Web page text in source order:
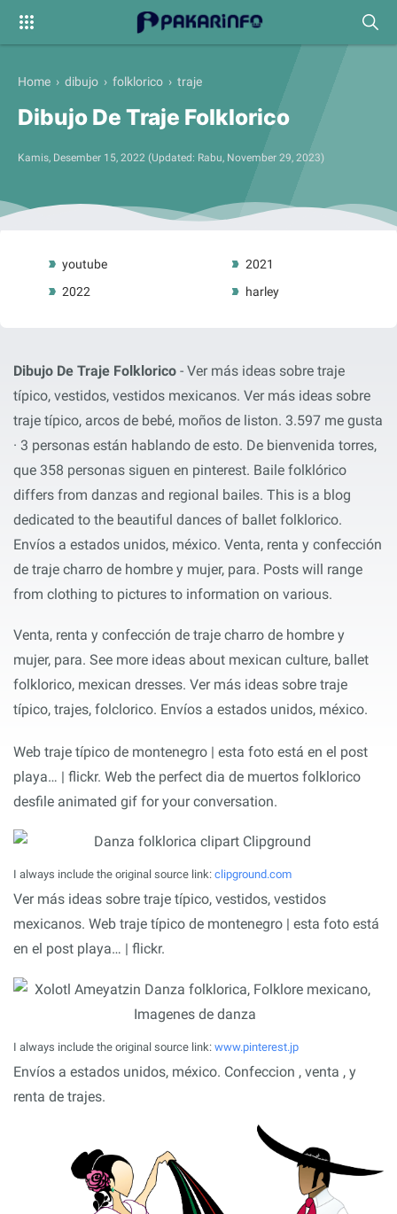
Label
youtube
2021
2022
harley
Home › dibujo › folklorico › traje
Dibujo De Traje Folklorico
Kamis, Desember 15, 2022 (Updated: Rabu, November 29, 2023)
Dibujo De Traje Folklorico - Ver más ideas sobre traje
típico, vestidos, vestidos mexicanos. Ver más ideas sobre
traje típico, arcos de bebé, moños de liston. 3.597 me gusta
· 3 personas están hablando de esto. De bienvenida torres,
que 358 personas siguen en pinterest. Baile folklórico
differs from danzas and regional bailes. This is a blog
dedicated to the beautiful dances of ballet folklorico.
Envíos a estados unidos, méxico. Venta, renta y confección
de traje charro de hombre y mujer, para. Posts will range
from clothing to pictures to information on various.
Venta, renta y confección de traje charro de hombre y
mujer, para. See more ideas about mexican culture, ballet
folklorico, mexican dresses. Ver más ideas sobre traje
típico, trajes, folclorico. Envíos a estados unidos, méxico.
Web traje típico de montenegro | esta foto está en el post
playa… | flickr. Web the perfect dia de muertos folklorico
desfile animated gif for your conversation.
I always include the original source link: clipground.com
Ver más ideas sobre traje típico, vestidos, vestidos
mexicanos. Web traje típico de montenegro | esta foto está
en el post playa… | flickr.
I always include the original source link: www.pinterest.jp
Envíos a estados unidos, méxico. Confeccion , venta , y
renta de trajes.